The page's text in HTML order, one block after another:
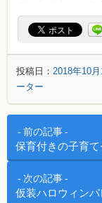
投稿日： 2018年10月
ーター
投稿ナビ
前の記事
保育付きの子育
次の記事
仮装ハロウィンパ